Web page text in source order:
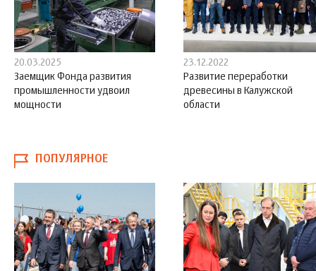
20.03.2025
Заемщик Фонда развития
промышленности удвоил
мощности
23.12.2022
Развитие переработки
древесины в Калужской
области
ПОПУЛЯРНОЕ